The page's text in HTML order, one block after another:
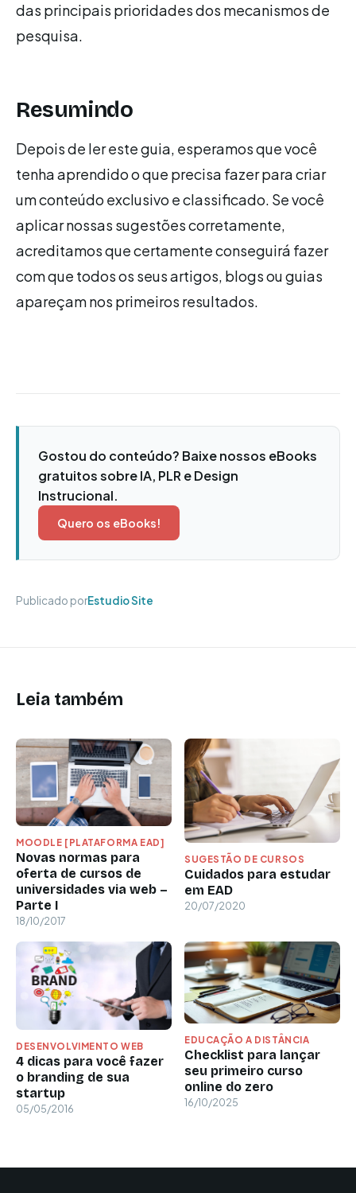
das principais prioridades dos mecanismos de
pesquisa.
Resumindo
Depois de ler este guia, esperamos que você
tenha aprendido o que precisa fazer para criar
um conteúdo exclusivo e classificado. Se você
aplicar nossas sugestões corretamente,
acreditamos que certamente conseguirá fazer
com que todos os seus artigos, blogs ou guias
apareçam nos primeiros resultados.
Gostou do conteúdo? Baixe nossos eBooks
gratuitos sobre IA, PLR e Design
Instrucional.
Quero os eBooks!
Publicado porEstudio Site
Leia também
MOODLE [PLATAFORMA EAD]
Novas normas para
oferta de cursos de
universidades via web –
Parte I
18/10/2017
SUGESTÃO DE CURSOS
Cuidados para estudar
em EAD
20/07/2020
DESENVOLVIMENTO WEB
4 dicas para você fazer
o branding de sua
startup
05/05/2016
EDUCAÇÃO A DISTÂNCIA
Checklist para lançar
seu primeiro curso
online do zero
16/10/2025